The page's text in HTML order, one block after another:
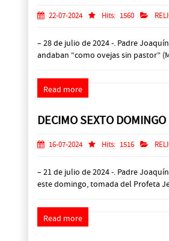
22-07-2024 Hits: 1560
– 28 de julio de 2024 -. Padre
andaban “como ovejas sin pastor”
Read more
DECIMO SEXTO
16-07-2024 Hits: 1516
– 21 de julio de 2024 -. Padre
este domingo, tomada del Profeta
Read more